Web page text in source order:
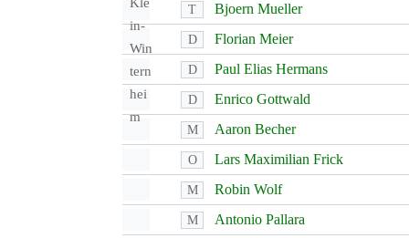
T Bjoern Mueller
D Florian Meier
D Paul Elias Hermans
D Enrico Gottwald
M Aaron Becher
O Lars Maximilian Frick
M Robin Wolf
M Antonio Pallara